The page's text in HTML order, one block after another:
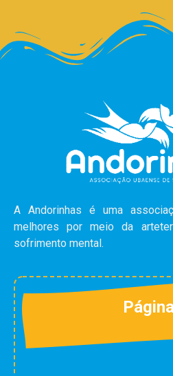
A Andorinhas é uma
melhores por meio da
sofrimento mental.